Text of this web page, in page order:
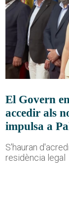
El Govern
accedir als
impulsa a
S'hauran
residència legal